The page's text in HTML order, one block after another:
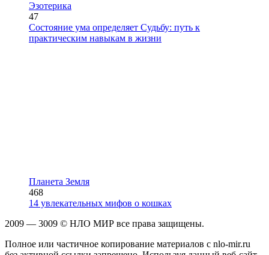
Эзотерика
47
Состояние ума определяет Судьбу: путь к
практическим навыкам в жизни
Планета Земля
468
14 увлекательных мифов о кошках
2009 — 3009 © НЛО МИР все права защищены.
Полное или частичное копирование материалов с nlo-mir.ru